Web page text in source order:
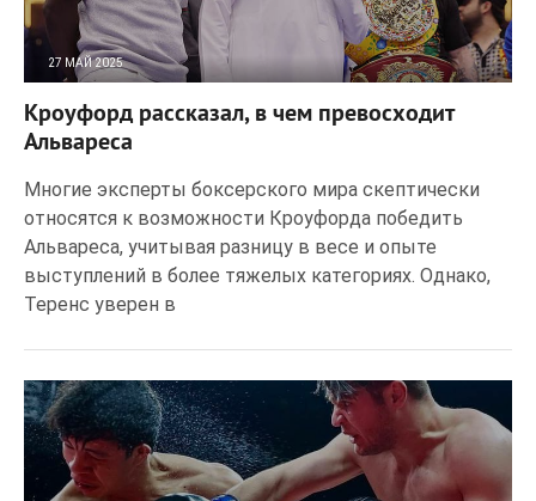
27 МАЙ 2025
Кроуфорд рассказал, в чем превосходит
Альвареса
Многие эксперты боксерского мира скептически
относятся к возможности Кроуфорда победить
Альвареса, учитывая разницу в весе и опыте
выступлений в более тяжелых категориях. Однако,
Теренс уверен в